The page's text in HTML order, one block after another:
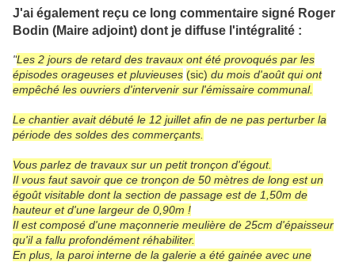
J'ai également reçu ce long commentaire signé Roger
Bodin (Maire adjoint) dont je diffuse l'intégralité :
"Les 2 jours de retard des travaux ont été provoqués par les
épisodes orageuses et pluvieuses (sic) du mois d'août qui ont
empêché les ouvriers d'intervenir sur l'émissaire communal.
Le chantier avait débuté le 12 juillet afin de ne pas perturber la
période des soldes des commerçants.
Vous parlez de travaux sur un petit tronçon d'égout.
Il vous faut savoir que ce tronçon de 50 mètres de long est un
égoût visitable dont la section de passage est de 1,50m de
hauteur et d'une largeur de 0,90m !
Il est composé d'une maçonnerie meulière de 25cm d'épaisseur
qu'il a fallu profondément réhabiliter.
En plus, la paroi interne de la galerie a été gainée avec une